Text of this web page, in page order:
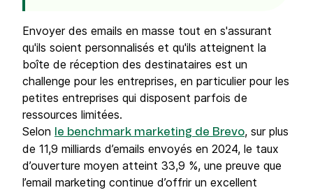
Envoyer des emails en masse tout en s'assurant
qu'ils soient personnalisés et qu'ils atteignent la
boîte de réception des destinataires est un
challenge pour les entreprises, en particulier pour les
petites entreprises qui disposent parfois de
ressources limitées.
Selon
le benchmark marketing de Brevo, sur plus
de 11,9 milliards d’emails envoyés en 2024, le taux
d’ouverture moyen atteint 33,9 %, une preuve que
l’email marketing continue d’offrir un excellent